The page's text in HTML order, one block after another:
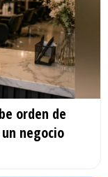
orden de
negocio